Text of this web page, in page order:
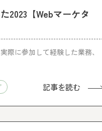
2023【Webマーケタ
際に参加して経験した業務、
記事を読む